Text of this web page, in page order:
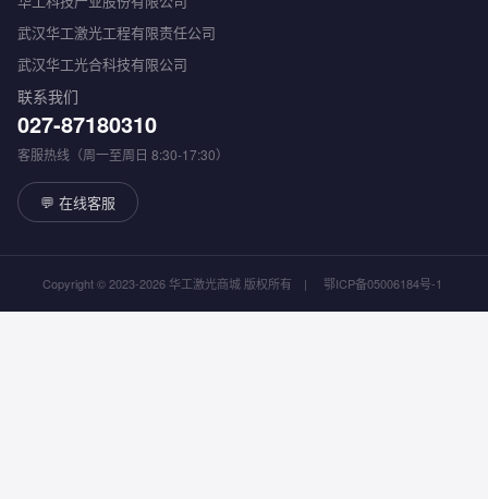
武汉华工激光工程有限责任公司
武汉华工光合科技有限公司
联系我们
027-87180310
客服热线（周一至周日 8:30-17:30）
💬 在线客服
Copyright © 2023-2026 华工激光商城 版权所有 | 鄂ICP备05006184号-1